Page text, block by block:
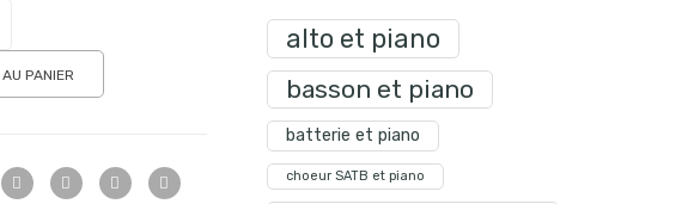
PANIER
alto et piano
basson et piano
batterie et piano
choeur SATB et piano